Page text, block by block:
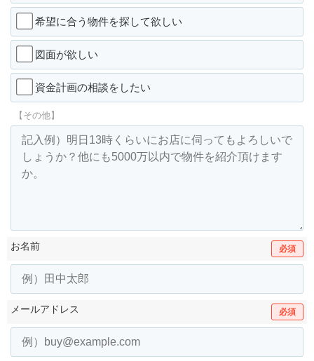
希望に合う物件を探して欲しい
図面が欲しい
資金計画の相談をしたい
【その他】
お名前 必須
メールアドレス 必須